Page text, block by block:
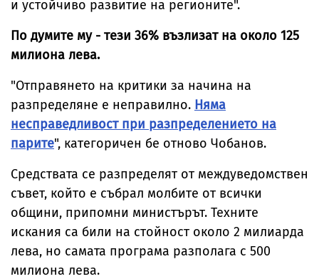
и устойчиво развитие на регионите".
По думите му - тези 36% възлизат на около 125
милиона лева.
"Отправянето на критики за начина на
разпределяне е неправилно. Няма
несправедливост при разпределението на
парите", категоричен бе отново Чобанов.
Средствата се разпределят от междуведомствен
съвет, който е събрал молбите от всички
общини, припомни министърът. Техните
искания са били на стойност около 2 милиарда
лева, но самата програма разполага с 500
милиона лева.